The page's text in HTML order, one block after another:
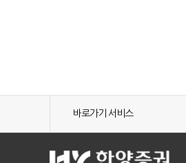
바로가기 서비스